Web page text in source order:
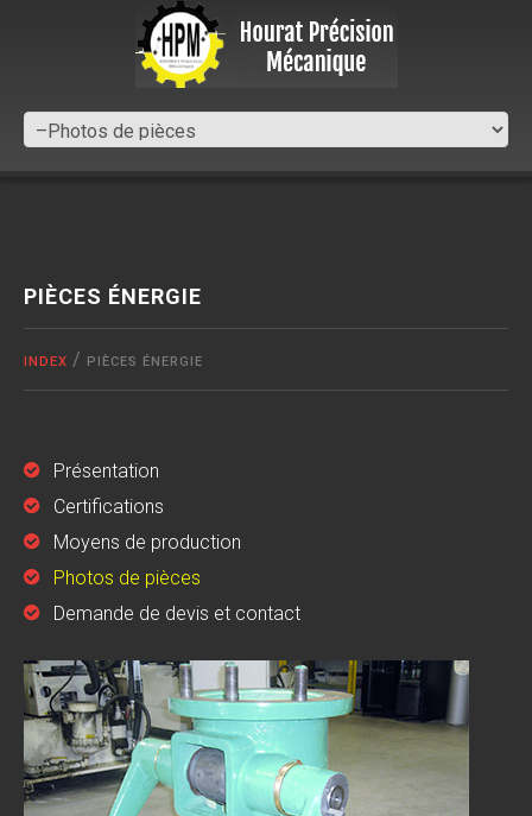
PIÈCES ÉNERGIE
INDEX PIÈCES ÉNERGIE
Présentation
Certifications
Moyens de production
Photos de pièces
Demande de devis et contact